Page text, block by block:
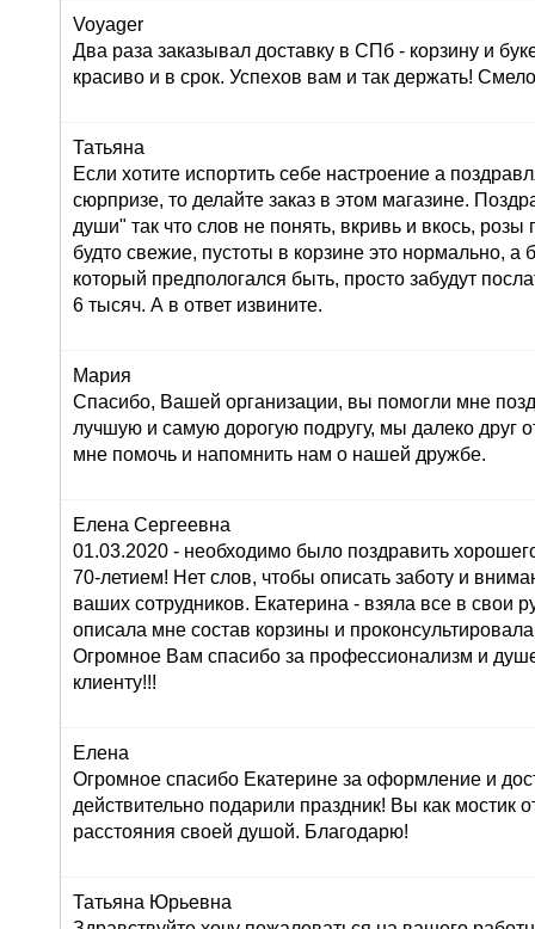
Voyager
Два раза заказывал доставку в СПб - корзину и
красиво и в срок. Успехов вам и так держать!
Татьяна
Если хотите испортить себе настроение а
сюрпризе, то делайте заказ в этом магазине.
души" так что слов не понять, вкривь и вкось, розы
будто свежие, пустоты в корзине это нормально, а
который предпологался быть, просто забудут
6 тысяч. А в ответ извините.
Мария
Спасибо, Вашей организации, вы помогли мне
лучшую и самую дорогую подругу, мы далеко друг
мне помочь и напомнить нам о нашей дружбе.
Елена Сергеевна
01.03.2020 - необходимо было поздравить
70-летием! Нет слов, чтобы описать заботу и
ваших сотрудников. Екатерина - взяла все в свои
описала мне состав корзины и
Огромное Вам спасибо за профессионализм и
клиенту!!!
Елена
Огромное спасибо Екатерине за оформление и
действительно подарили праздник! Вы как мостик
расстояния своей душой. Благодарю!
Татьяна Юрьевна